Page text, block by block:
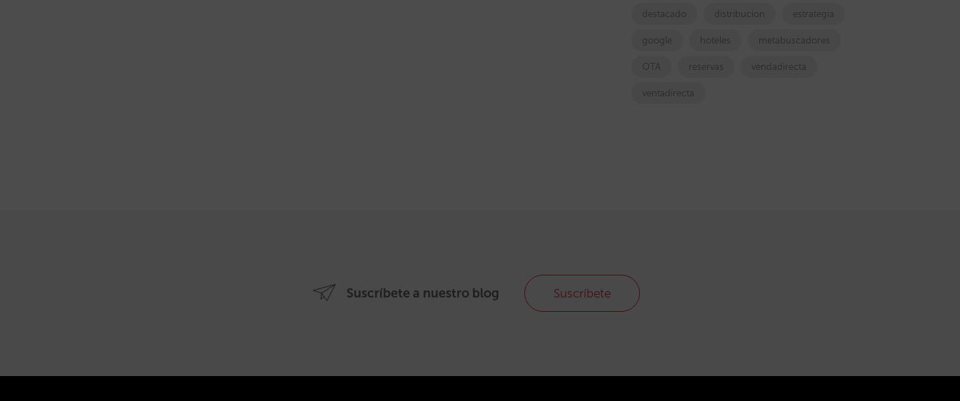
destacado distribucion estrategia
google hoteles metabuscadores
OTA reservas vendadirecta
ventadirecta
Suscríbete a nuestro blog Suscríbete